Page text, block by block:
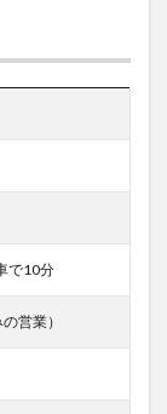
で10分
営業）